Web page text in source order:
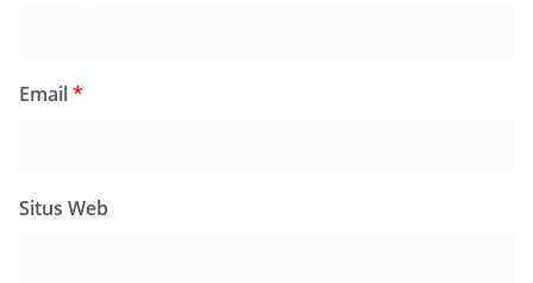
Email*
Situs Web